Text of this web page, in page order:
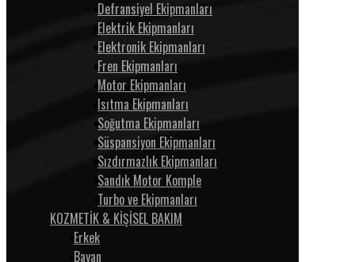
Defransiyel Ekipmanları
Elektrik Ekipmanları
Elektronik Ekipmanları
Fren Ekipmanları
Motor Ekipmanları
Isıtma Ekipmanları
Soğutma Ekipmanları
Süspansiyon Ekipmanları
Sızdırmazlık Ekipmanları
Sandık Motor Komple
Turbo ve Ekipmanları
KOZMETİK & KİŞİSEL BAKIM
Erkek
Bayan